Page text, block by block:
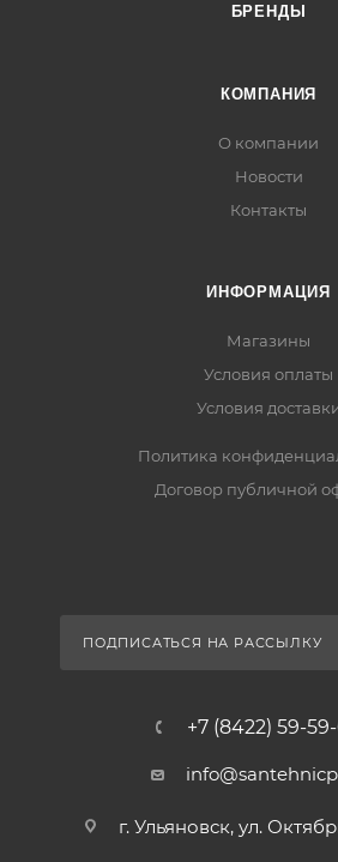
БРЕНДЫ
КОМПАНИЯ
О компании
Новости
Контакты
ИНФОРМАЦИЯ
Магазины
Условия оплаты
Условия
Политика
Договор публичной
ПОДПИСАТЬСЯ НА РАССЫЛКУ
+7 (8422) 59-
г. Ульяновск, ул.